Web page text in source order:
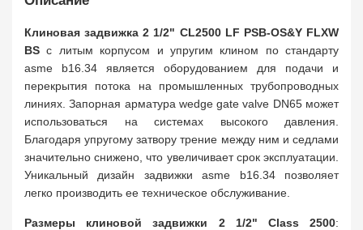
Клиновая задвижка 2 1/2" CL2500 LF PSB-OS&Y FLXW
BSс литым корпусом и упругим клином по стандарту
asme b16.34 является оборудованием для подачи и
перекрытия потока на промышленных трубопроводных
линиях. Запорная арматура wedge gate valve DN65 может
использоваться на системах высокого давления.
Благодаря упругому затвору трение между ним и седлами
значительно снижено, что увеличивает срок эксплуатации.
Уникальный дизайн задвижки asme b16.34 позволяет
легко производить ее техническое обслуживание.
Размеры клиновой задвижки 2 1/2" Class 2500: